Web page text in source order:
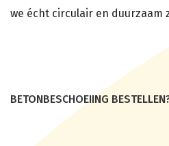
we écht circulair en duurzaam
BETONBESCHOEIING